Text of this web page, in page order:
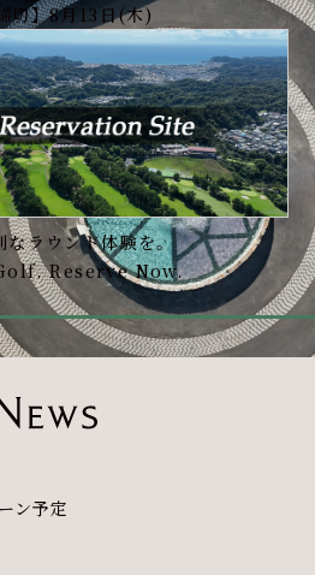
切】8月13日(木)
なラウンド体験を。
Reserve Now.
ン予定